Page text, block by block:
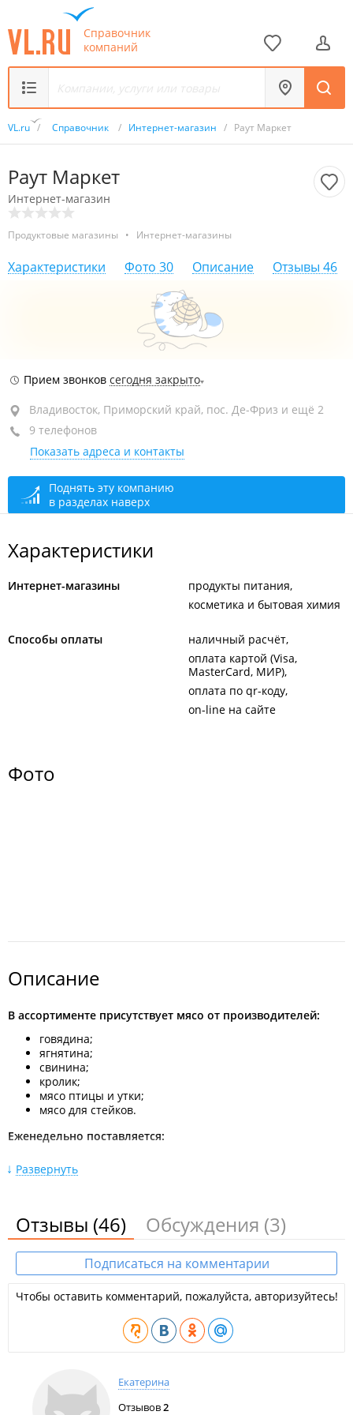
Справочник
компаний
VL.ru / Справочник / Интернет-магазин / Раут Маркет
Раут Маркет
Интернет-магазин
Продуктовые магазины • Интернет-магазины
Характеристики Фото 30 Описание Отзывы 46
район "Первая речка", пр-т Острякова, 13
ТЦ "Первореченский", 1-й этаж, бут. 29
+7 904 623-86-40Мясной отдел
сегодня закрыто
Прием звонков сегодня закрыто
Владивосток, Приморский край, пос. Де-Фриз и ещё 2
9 телефонов
Показать адреса и контакты
Поднять эту компанию
в разделах наверх
Характеристики
Интернет-магазины
продукты питания
косметика и бытовая химия
Способы оплаты
наличный расчёт
оплата картой (Visa,
MasterCard, МИР)
оплата по qr-коду
on-line на сайте
Фото
Описание
В ассортименте присутствует мясо от производителей:
говядина;
ягнятина;
свинина;
кролик;
мясо птицы и утки;
мясо для стейков.
Еженедельно поставляется:
овощи;
листовые салаты.
В бакалейном отделе присутствуют:
итальянская паста;
оливки;
оливковое масло;
бальзамический уксус;
Заказ товаров:
Развернуть
Отзывы (46) Обсуждения (3)
Подписаться на комментарии
Чтобы оставить комментарий, пожалуйста, авторизуйтесь!
Екатерина
Отзывов2